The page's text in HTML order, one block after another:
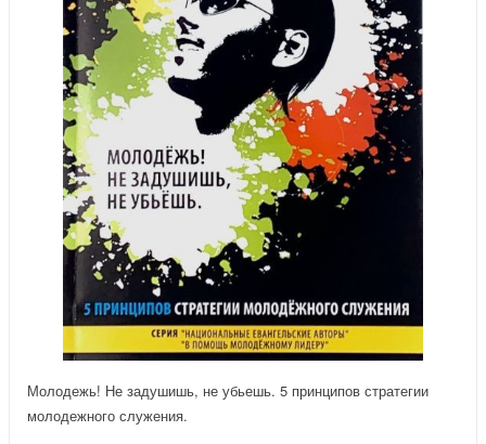
Молодежь! Не задушишь, не убьешь. 5 принципов стратегии
молодежного служения.